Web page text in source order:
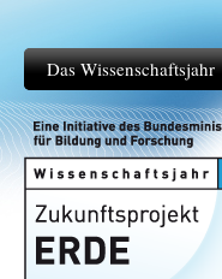
Das Wissenschaftsjahr